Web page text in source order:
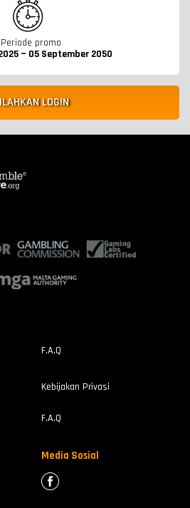
Periode promo
~ 05 September 2050
LOGIN
F.A.Q
Kebijakan Privasi
F.A.Q
Media Sosial